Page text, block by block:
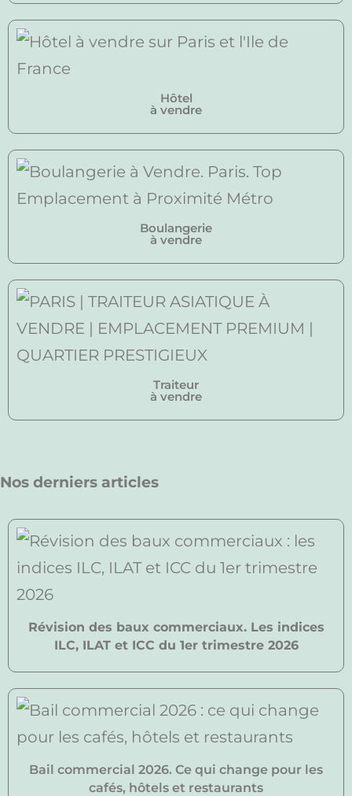
Hôtel
à vendre
Boulangerie
à vendre
Traiteur
à vendre
Nos derniers articles
Révision des baux commerciaux. Les indices
ILC, ILAT et ICC du 1er trimestre 2026
Bail commercial 2026. Ce qui change pour les
cafés, hôtels et restaurants